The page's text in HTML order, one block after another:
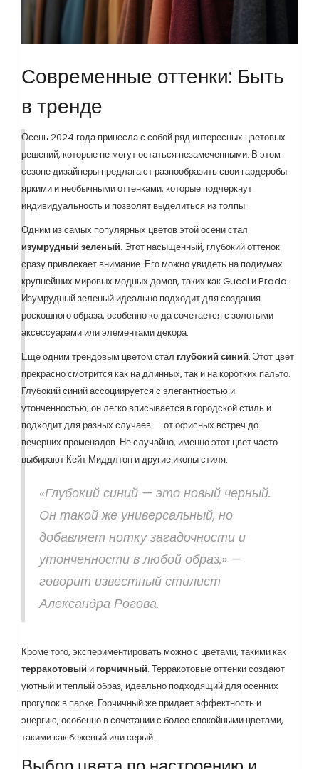
Современные оттенки: Быть
в тренде
Осень 2024 года принесла с собой ряд интересных цветовых
решений, которые не могут остаться незамеченными. В этом
сезоне дизайнеры предлагают разнообразить свои гардеробы
яркими и необычными оттенками, которые подчеркнут
индивидуальность и позволят выделиться из толпы.
Одним из самых популярных цветов этой осени стал
изумрудный зеленый. Этот насыщенный, глубокий оттенок
сразу привлекает внимание. Его можно увидеть на подиумах
крупнейших мировых модных домов, таких как Gucci и Prada.
Изумрудный зеленый идеально подходит для создания
роскошного образа, особенно когда сочетается с золотыми
аксессуарами или элементами декора.
Еще одним трендовым цветом стал глубокий синий. Этот цвет
прекрасно смотрится как на длинных, так и на коротких пальто.
Глубокий синий ассоциируется с элегантностью и
утонченностью; он легко вписывается в городской стиль и
подходит для разных случаев — от офисных встреч до
вечерних променадов. Не случайно, именно этот цвет часто
выбирают Кейт Миддлтон и другие иконы стиля.
«Глубокий синий — это новый черный.
Он такой же универсальный, но
добавляет нотку загадочности и
утонченности в любой образ,» —
говорит известный стилист
Александра Рогова.
Кроме того, экспериментировать можно с цветами, такими как
терракотовый и горчичный. Терракотовые оттенки создают
уютный и теплый образ, идеально подходящий для осенних
прогулок в парке. Горчичный же придает эффектность и
энергию, особенно в сочетании с более спокойными цветами,
такими как бежевый или серый.